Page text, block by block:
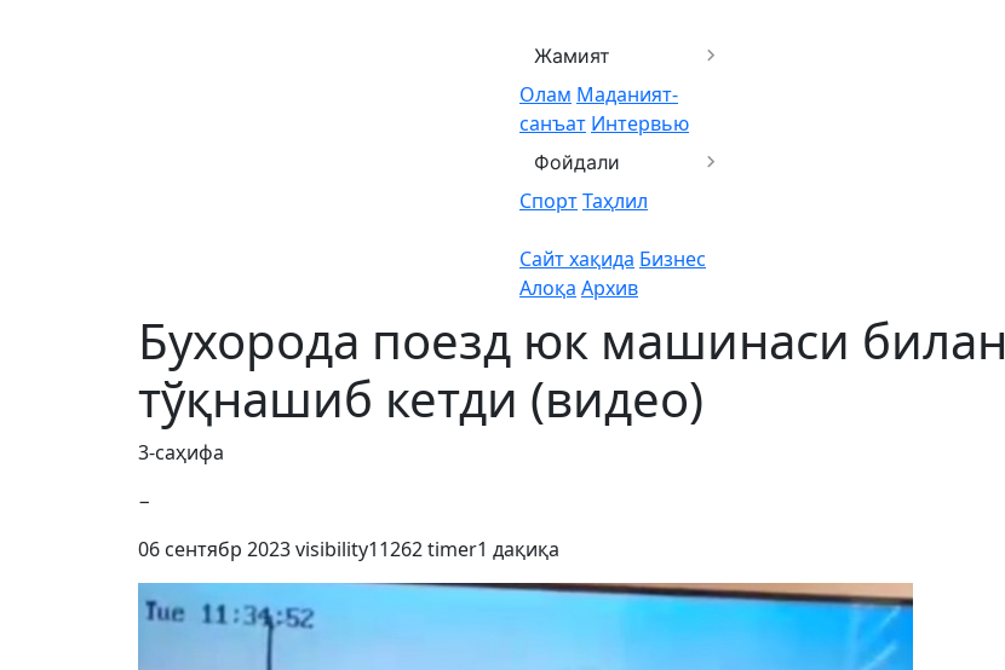
Жамият
Олам Маданият-
санъат Интервью
Фойдали
СпортТаҳлил
Сайт хақида Бизнес
Алоқа Архив
Бухорода поезд юк машинаси билан
тўқнашиб кетди (видео)
3-саҳифа
−
06 сентябр 2023visibility11262timer1 дақиқа